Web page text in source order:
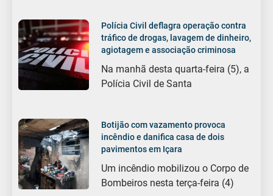
Polícia Civil deflagra operação contra
tráfico de drogas, lavagem de dinheiro,
agiotagem e associação criminosa
Na manhã desta quarta-feira (5), a
Polícia Civil de Santa
Botijão com vazamento provoca
incêndio e danifica casa de dois
pavimentos em Içara
Um incêndio mobilizou o Corpo de
Bombeiros nesta terça-feira (4)